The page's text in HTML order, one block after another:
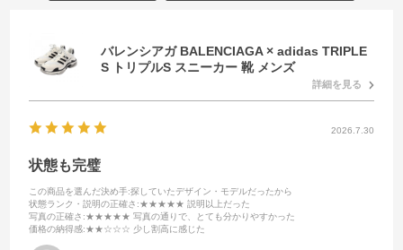
バレンシアガ BALENCIAGA × adidas TRIPLE
S トリプルS スニーカー 靴 メンズ
詳細を見る
2026.7.30
状態も完璧
この商品を選んだ決め手:探していたデザイン・モデルだったから
状態ランク・説明の正確さ :★★★★★ 説明以上だった
写真の正確さ :★★★★★ 写真の通りで、とても分かりやすかった
価格の納得感:★★☆☆☆ 少し割高に感じた